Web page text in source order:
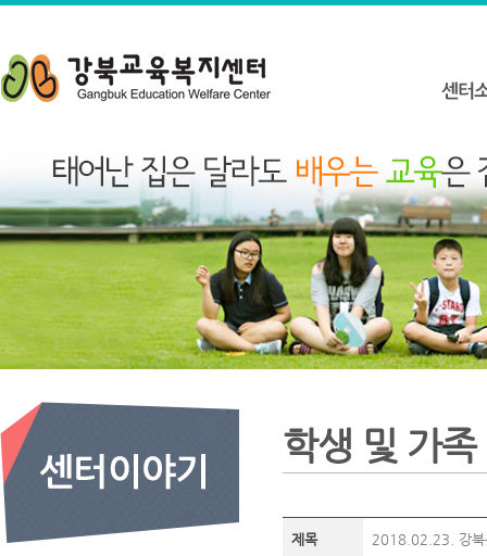
학생 및 가족
제목 2018.02.23. 강북